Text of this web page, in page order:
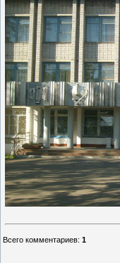
Всего комментариев: 1